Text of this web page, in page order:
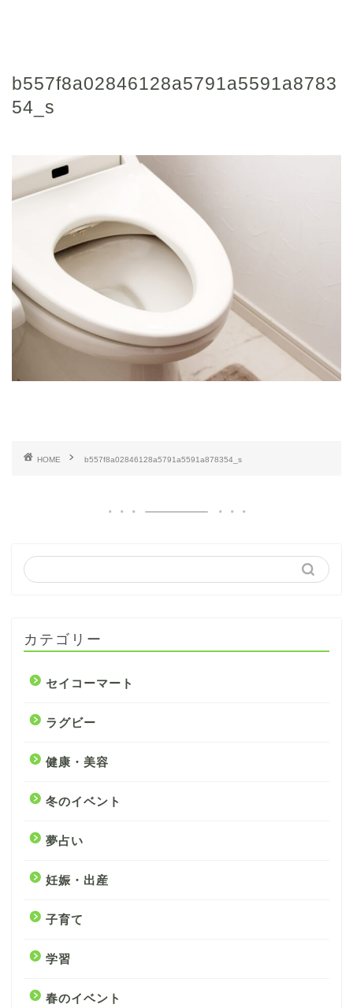
b557f8a02846128a5791a5591a8783
54_s
HOME b557f8a02846128a5791a5591a878354_s
カテゴリー
セイコーマート
ラグビー
健康・美容
冬のイベント
夢占い
妊娠・出産
子育て
学習
春のイベント